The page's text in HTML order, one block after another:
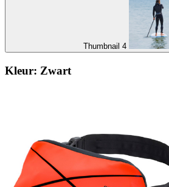
Thumbnail 4
Kleur: Zwart